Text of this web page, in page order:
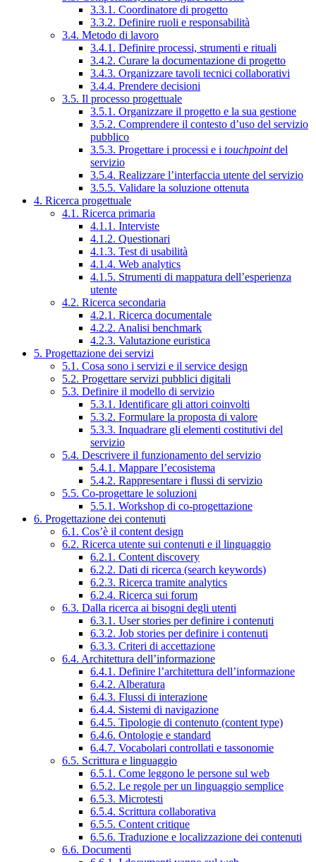
3.3.1. Coordinatore di progetto
3.3.2. Definire ruoli e responsabilità
3.4. Metodo di lavoro
3.4.1. Definire processi, strumenti e rituali
3.4.2. Curare la documentazione di progetto
3.4.3. Organizzare tavoli tecnici collaborativi
3.4.4. Prendere decisioni
3.5. Il processo progettuale
3.5.1. Organizzare il progetto e la sua gestione
3.5.2. Comprendere il contesto d’uso del servizio
pubblico
3.5.3. Progettare i processi e i touchpointdel
servizio
3.5.4. Realizzare l’interfaccia utente del servizio
3.5.5. Validare la soluzione ottenuta
4. Ricerca progettuale
4.1. Ricerca primaria
4.1.1. Interviste
4.1.2. Questionari
4.1.3. Test di usabilità
4.1.4. Web analytics
4.1.5. Strumenti di mappatura dell’esperienza
utente
4.2. Ricerca secondaria
4.2.1. Ricerca documentale
4.2.2. Analisi benchmark
4.2.3. Valutazione euristica
5. Progettazione dei servizi
5.1. Cosa sono i servizi e il service design
5.2. Progettare servizi pubblici digitali
5.3. Definire il modello di servizio
5.3.1. Identificare gli attori coinvolti
5.3.2. Formulare la proposta di valore
5.3.3. Inquadrare gli elementi costitutivi del
servizio
5.4. Descrivere il funzionamento del servizio
5.4.1. Mappare l’ecosistema
5.4.2. Rappresentare i flussi di servizio
5.5. Co-progettare le soluzioni
5.5.1. Workshop di co-progettazione
6. Progettazione dei contenuti
6.1. Cos’è il content design
6.2. Ricerca utente sui contenuti e il linguaggio
6.2.1. Content discovery
6.2.2. Dati di ricerca (search keywords)
6.2.3. Ricerca tramite analytics
6.2.4. Ricerca sui forum
6.3. Dalla ricerca ai bisogni degli utenti
6.3.1. User stories per definire i contenuti
6.3.2. Job stories per definire i contenuti
6.3.3. Criteri di accettazione
6.4. Architettura dell’informazione
6.4.1. Definire l’architettura dell’informazione
6.4.2. Alberatura
6.4.3. Flussi di interazione
6.4.4. Sistemi di navigazione
6.4.5. Tipologie di contenuto (content type)
6.4.6. Ontologie e standard
6.4.7. Vocabolari controllati e tassonomie
6.5. Scrittura e linguaggio
6.5.1. Come leggono le persone sul web
6.5.2. Le regole per un linguaggio semplice
6.5.3. Microtesti
6.5.4. Scrittura collaborativa
6.5.5. Content critique
6.5.6. Traduzione e localizzazione dei contenuti
6.6. Documenti